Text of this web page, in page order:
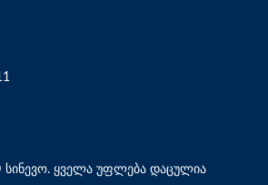
სინევო. ყველა უფლება დაცულია